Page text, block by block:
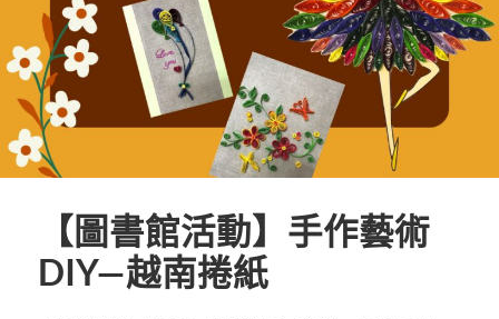
【圖書館活動】手作藝術
DIY—越南捲紙